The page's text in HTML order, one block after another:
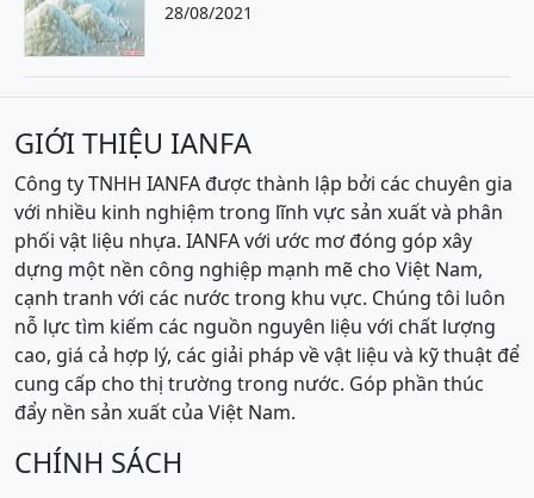
28/08/2021
GIỚI THIỆU IANFA
Công ty TNHH IANFA được thành lập bởi các chuyên gia
với nhiều kinh nghiệm trong lĩnh vực sản xuất và phân
phối vật liệu nhựa. IANFA với ước mơ đóng góp xây
dựng một nền công nghiệp mạnh mẽ cho Việt Nam,
cạnh tranh với các nước trong khu vực. Chúng tôi luôn
nỗ lực tìm kiếm các nguồn nguyên liệu với chất lượng
cao, giá cả hợp lý, các giải pháp về vật liệu và kỹ thuật để
cung cấp cho thị trường trong nước. Góp phần thúc
đẩy nền sản xuất của Việt Nam.
CHÍNH SÁCH